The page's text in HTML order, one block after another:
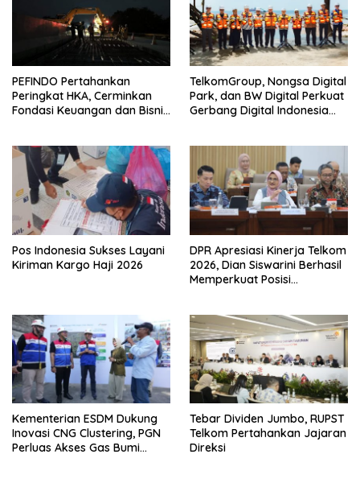
PEFINDO Pertahankan
Peringkat HKA, Cerminkan
Fondasi Keuangan dan Bisnis
TelkomGroup, Nongsa Digital
Park, dan BW Digital Perkuat
Gerbang Digital Indonesia
Pos Indonesia Sukses Layani
Kiriman Kargo Haji 2026
DPR Apresiasi Kinerja Telkom
2026, Dian Siswarini Berhasil
Memperkuat Posisi
Kementerian ESDM Dukung
Inovasi CNG Clustering, PGN
Perluas Akses Gas Bumi
Tebar Dividen Jumbo, RUPST
Telkom Pertahankan Jajaran
Direksi